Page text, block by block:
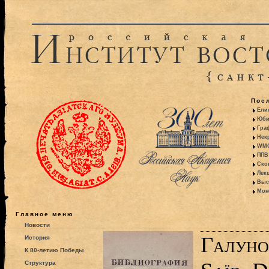
ППВ
Главное меню
Новости
История
К 80-летию Победы
Структура